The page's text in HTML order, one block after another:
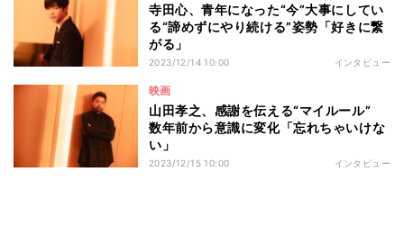
寺田心、青年になった“今”大事にしてい
る“諦めずにやり続ける”姿勢「好きに繋
がる」
2023/12/14 10:00 インタビュー
映画
山田孝之、感謝を伝える“マイルール”
数年前から意識に変化「忘れちゃいけな
い」
2023/12/15 10:00 インタビュー